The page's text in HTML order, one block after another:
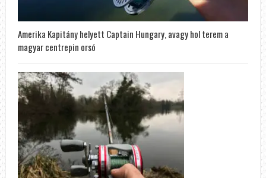
Amerika Kapitány helyett Captain Hungary, avagy hol terem a
magyar centrepin orsó